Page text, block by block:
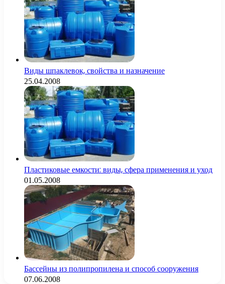
Виды шпаклевок, свойства и назначение
25.04.2008
Пластиковые емкости: виды, сфера применения и уход
01.05.2008
Бассейны из полипропилена и способ сооружения
07.06.2008